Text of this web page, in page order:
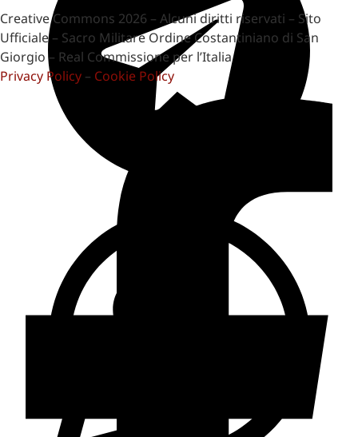
Creative Commons 2026 – Alcuni diritti riservati – Sito
Ufficiale – Sacro Militare Ordine Costantiniano di San
Giorgio – Real Commissione per l’Italia
Privacy Policy – Cookie Policy